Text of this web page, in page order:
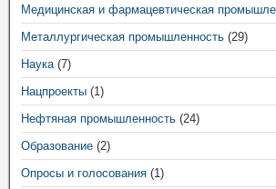
Медицинская и фармацевтическая
Металлургическая промышленность (29)
Наука(7)
Нацпроекты (1)
Нефтяная промышленность (24)
Образование (2)
Опросы и голосования (1)